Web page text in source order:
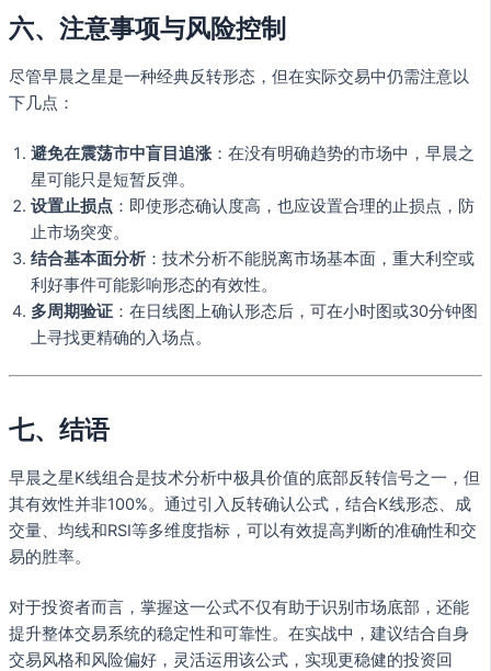
六、注意事项与风险控制
尽管早晨之星是一种经典反转形态，但在实际交易中仍需注意以
下几点：
避免在震荡市中盲目追涨 ：在没有明确趋势的市场中，早晨之
星可能只是短暂反弹。
设置止损点 ：即使形态确认度高，也应设置合理的止损点，防
止市场突变。
结合基本面分析 ：技术分析不能脱离市场基本面，重大利空或
利好事件可能影响形态的有效性。
多周期验证 ：在日线图上确认形态后，可在小时图或30分钟图
上寻找更精确的入场点。
七、结语
早晨之星K线组合是技术分析中极具价值的底部反转信号之一，但
其有效性并非100%。通过引入反转确认公式，结合K线形态、成
交量、均线和RSI等多维度指标，可以有效提高判断的准确性和交
易的胜率。
对于投资者而言，掌握这一公式不仅有助于识别市场底部，还能
提升整体交易系统的稳定性和可靠性。在实战中，建议结合自身
交易风格和风险偏好，灵活运用该公式，实现更稳健的投资回